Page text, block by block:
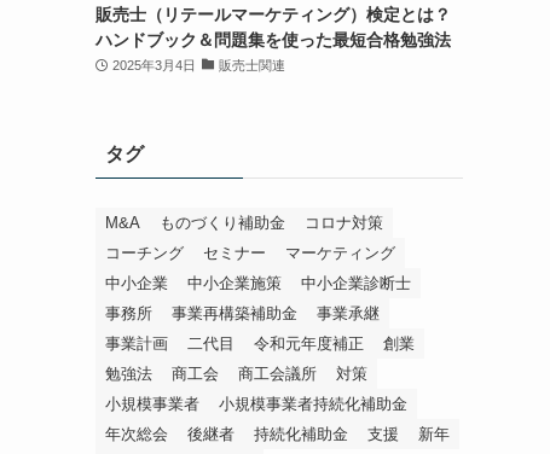
販売士（リテールマーケティング）検定とは？
ハンドブック＆問題集を使った最短合格勉強法
2025年3月4日 販売士関連
タグ
M&A ものづくり補助金
コロナ対策
コーチング
セミナー
マーケティング
中小企業
中小企業施策
中小企業診断士
事務所
事業再構築補助金
事業承継
事業計画
二代目 令和元年度補正
創業
勉強法
商工会 商工会議所
対策
小規模事業者
小規模事業者持続化補助金
年次総会
後継者 持続化補助金 支援
新年